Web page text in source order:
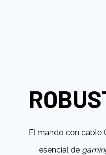
galería
El mando con cable
esencial de